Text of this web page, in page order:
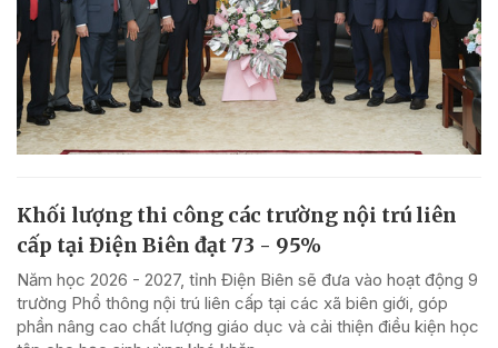
Khối lượng thi công các trường nội trú liên
cấp tại Điện Biên đạt 73 - 95%
Năm học 2026 - 2027, tỉnh Điện Biên sẽ đưa vào hoạt động 9
trường Phổ thông nội trú liên cấp tại các xã biên giới, góp
phần nâng cao chất lượng giáo dục và cải thiện điều kiện học